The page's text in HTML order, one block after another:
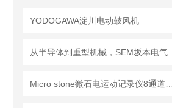
YODOGAWA淀川电动鼓风机